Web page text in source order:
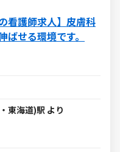
看護師​求人】皮膚科
ばせる環境です。
東海道)駅 より